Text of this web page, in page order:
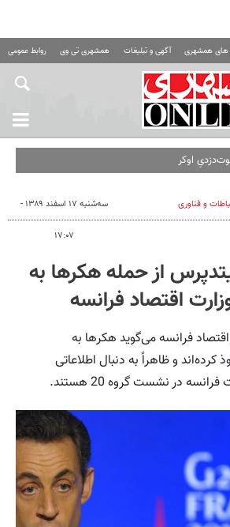
های همشهری آگهی و تبلیغات همشهری تی وی روابط عمومی
اوکراینی‌ها!/ پا
و فناوری سه‌شنبه ۱۷ اسفند ۱۳۸۹ -
۱۷:۰۷
از حمله هکرها به
اقتصاد فرانسه
فرانسه می‌گوید هکرها به
کرده‌اند و ظاهراً به دنبال اطلاعاتی
در نشست گروه 20 هستند.